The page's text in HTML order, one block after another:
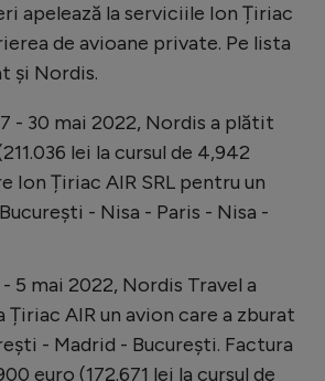
apelează la serviciile Ion Țiriac
de avioane private. Pe lista
și Nordis.
- 30 mai 2022, Nordis a plătit
lei la cursul de 4,942
Ion Țiriac AIR SRL pentru un
- Nisa - Paris - Nisa -
5 mai 2022, Nordis Travel a
AIR un avion care a zburat
- Madrid - București. Factura
euro (172.671 lei la cursul de